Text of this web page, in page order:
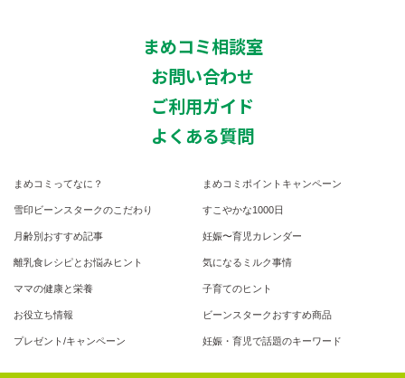
まめコミ相談室
お問い合わせ
ご利用ガイド
よくある質問
まめコミってなに？ まめコミポイントキャンペーン
雪印ビーンスタークのこだわり すこやかな1000日
月齢別おすすめ記事 妊娠〜育児カレンダー
離乳食レシピとお悩みヒント 気になるミルク事情
ママの健康と栄養 子育てのヒント
お役立ち情報 ビーンスタークおすすめ商品
プレゼント/キャンペーン 妊娠・育児で話題のキーワード